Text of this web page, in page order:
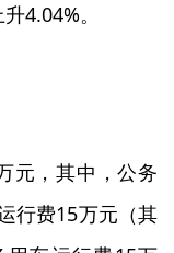
4.04%。
元，其中，公务
行费15万元（其